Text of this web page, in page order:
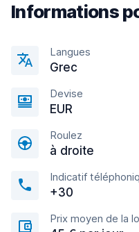
Informations
Langues
Grec
Devise
EUR
Roulez
à droite
Indicatif
+30
Prix moyen de la